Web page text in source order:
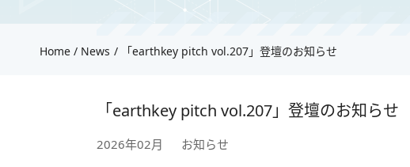
Home News 「earthkey pitch vol.207」登壇のお知らせ
「earthkey pitch vol.207」登壇のお知らせ
2026年02月 お知らせ